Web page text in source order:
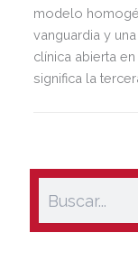
modelo
vanguardia y
clínica abierta
significa la